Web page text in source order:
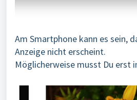
Am Smartphone kann es sein,
Anzeige nicht erscheint.
Möglicherweise musst Du erst